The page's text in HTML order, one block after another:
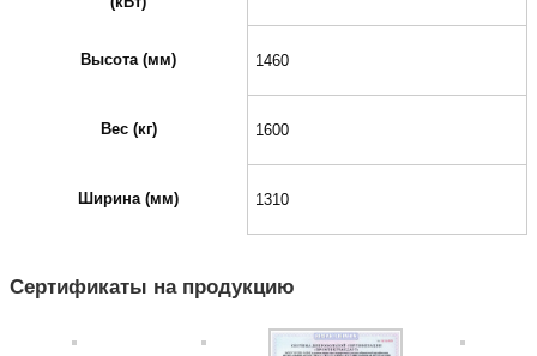
Высота (мм) 1460
Вес (кг) 1600
Ширина (мм) 1310
Сертификаты на продукцию